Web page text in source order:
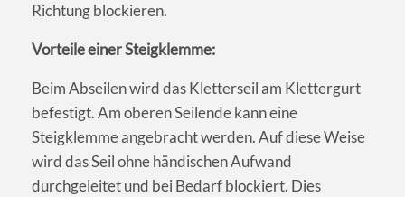
Richtung blockieren.
Vorteile einer Steigklemme:
Beim Abseilen wird das Kletterseil am Klettergurt
befestigt. Am oberen Seilende kann eine
Steigklemme angebracht werden. Auf diese Weise
wird das Seil ohne händischen Aufwand
durchgeleitet und bei Bedarf blockiert. Dies